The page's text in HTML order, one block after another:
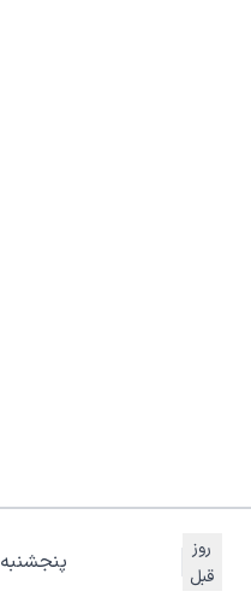
روز
قبل
پنجشنبه 1405/05/15